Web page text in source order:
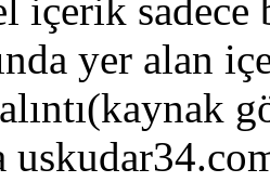
içerik sadece
yer alan